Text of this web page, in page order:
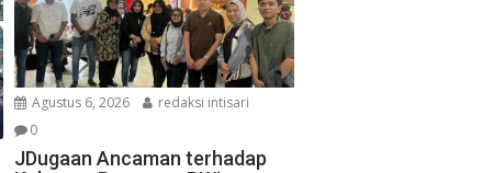
Agustus 6, 2026
redaksi intisari
0
JDugaan Ancaman terhadap